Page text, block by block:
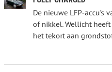
De nieuwe LFP-accu's
of nikkel. Wellicht
het tekort aan